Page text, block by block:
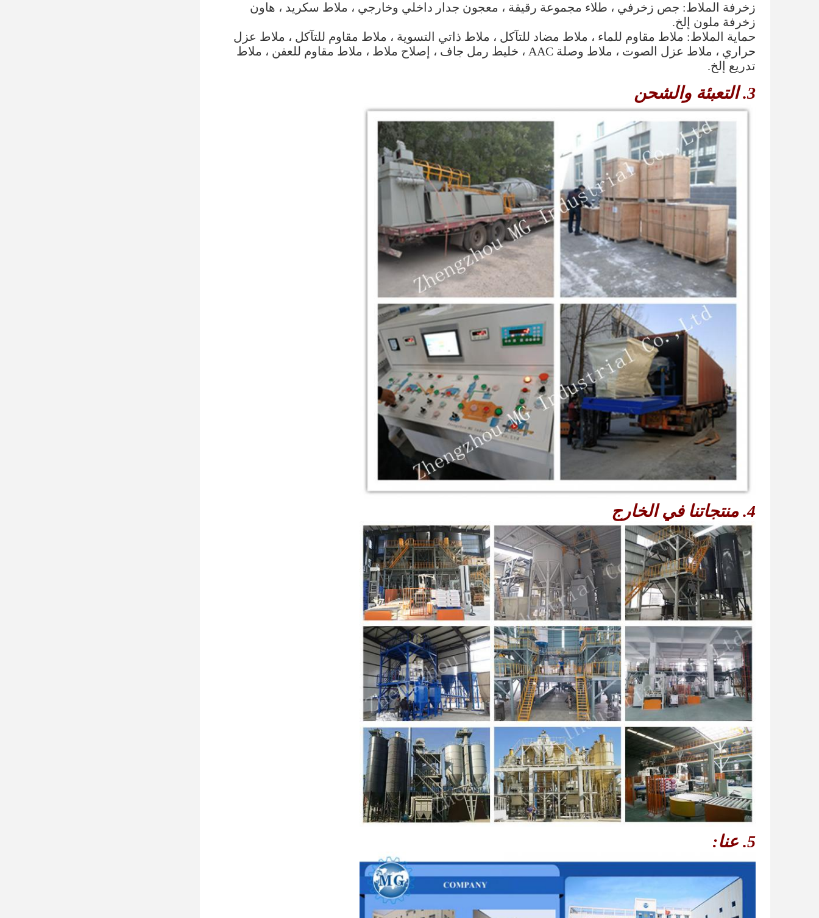
زخرفة الملاط: جص زخرفي ، طلاء مجموعة رقيقة ، معجون جدار داخلي وخارجي ، ملاط ​​سكريد ، هاون
زخرفة ملون إلخ.
حماية الملاط: ملاط ​​مقاوم للماء ، ملاط ​​مضاد للتآكل ، ملاط ​​ذاتي التسوية ، ملاط ​​مقاوم للتآكل ، ملاط ​​عزل
حراري ، ملاط ​​عزل الصوت ، ملاط ​​وصلة AAC ، خليط رمل جاف ، إصلاح ملاط ​​، ملاط ​​مقاوم للعفن ، ملاط ​​
تدريع إلخ.
3. التعبئة والشحن
4. منتجاتنا في الخارج
5. عنا: